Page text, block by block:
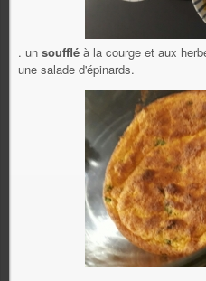
. un soufflé à la courge et aux
une salade d'épinards.